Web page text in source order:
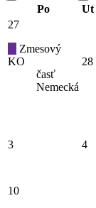
Po
Ut
27
Zmesový
KO
časť
Nemecká
28
3 4
10